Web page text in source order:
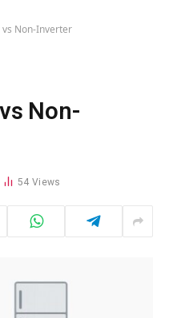
Non-Inverter
Non-
54 Views